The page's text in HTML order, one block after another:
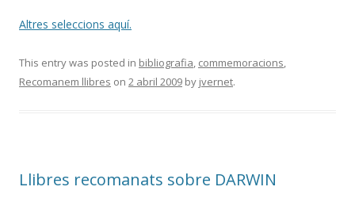
Altres seleccions aquí.
This entry was posted in bibliografia, commemoracions,
Recomanem llibres on 2 abril 2009 by jvernet.
Llibres recomanats sobre DARWIN